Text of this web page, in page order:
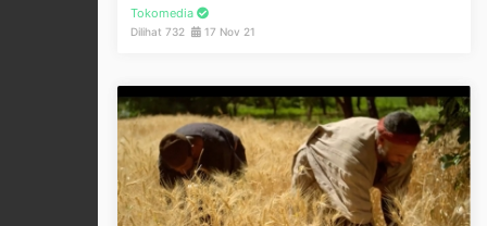
Tokomedia
Dilihat 732 17 Nov 21